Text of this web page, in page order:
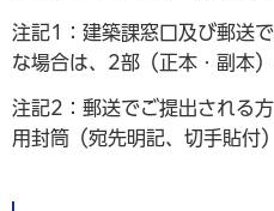
注記1：建築課窓口及び郵送
な場合は、2部（正本・副本）
注記2：郵送でご提出される
用封筒（宛先明記、切手貼付